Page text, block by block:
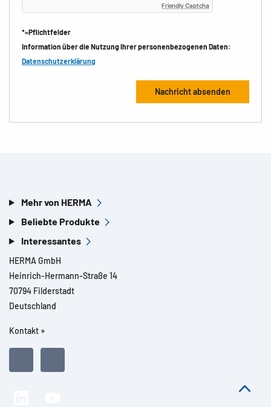
Friendly Captcha
*=Pflichtfelder
Information über die Nutzung Ihrer personenbezogenen Daten:
Datenschutzerklärung
Mehr von HERMA
Beliebte Produkte
Interessantes
HERMA GmbH
Heinrich-Hermann-Straße 14
70794 Filderstadt
Deutschland
Kontakt »